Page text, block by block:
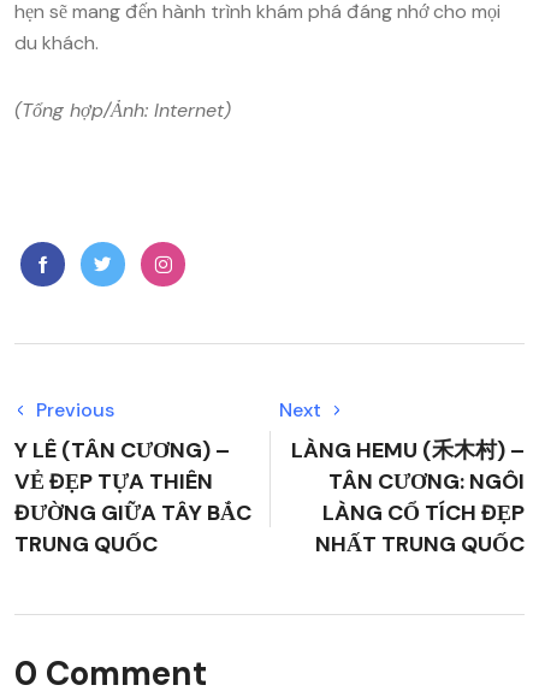
hẹn sẽ mang đến hành trình khám phá đáng nhớ cho mọi
du khách.
(Tổng hợp/Ảnh: Internet)
Previous
Y LÊ (TÂN CƯƠNG) –
VẺ ĐẸP TỰA THIÊN
ĐƯỜNG GIỮA TÂY BẮC
TRUNG QUỐC
Next
LÀNG HEMU (禾木村) –
TÂN CƯƠNG: NGÔI
LÀNG CỔ TÍCH ĐẸP
NHẤT TRUNG QUỐC
0 Comment